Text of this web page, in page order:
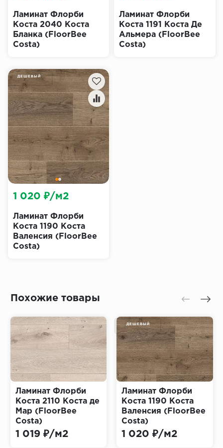
Ламинат Флорби
Коста 2040 Коста
Бланка (FloorBee
Costa)
Ламинат Флорби
Коста 1191 Коста Де
Альмера (FloorBee
Costa)
ДЕШЕВЫЙ
Ламинат Флорби
Коста 1190 Коста
Валенсия (FloorBee
Costa)
1 020 ₽/м2
Похожие товары
Ламинат Флорби
Коста 2110 Коста де
Мар (FloorBee
Costa)
1 019 ₽/м2
ДЕШЕВЫЙ
Ламинат Флорби
Коста 1190 Коста
Валенсия (FloorBee
Costa)
1 020 ₽/м2